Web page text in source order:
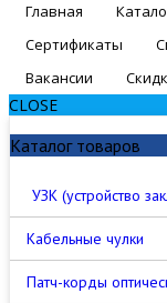
Главная
Сертификаты
Вакансии
CLOSE
Каталог товаров
УЗК (устройство
Кабельные чулки
Патч-корды